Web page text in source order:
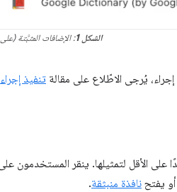
الشكل 1 : الإضافات المثبَّتة
يُرجى الاطّلاع على مقالة تنفيذ إجراء
على الأقل لتمثيلها. ينقر المستخدمون
أو يفتح نافذة منبثقة.